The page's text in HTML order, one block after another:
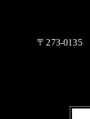
〒273-0135